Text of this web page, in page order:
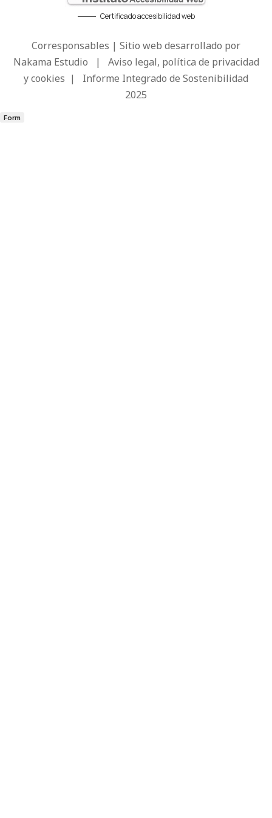
Certificado accesibilidad web
Corresponsables | Sitio web desarrollado por
Nakama Estudio | Aviso legal, política de privacidad
y cookies | Informe Integrado de Sostenibilidad
2025
Form